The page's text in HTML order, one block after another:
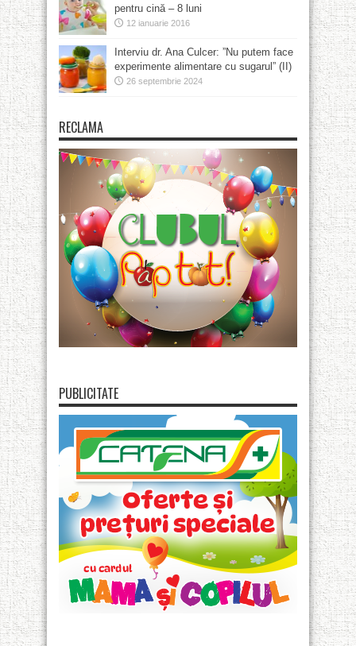
pentru cină – 8 luni
12 ianuarie 2016
Interviu dr. Ana Culcer: ”Nu putem face
experimente alimentare cu sugarul” (II)
26 septembrie 2024
RECLAMA
PUBLICITATE